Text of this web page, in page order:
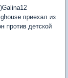
приехал из
против детской